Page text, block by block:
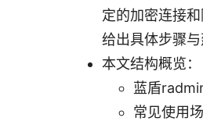
定的加密连接
给出具体步骤
本文结构概览：
蓝盾
常见使用